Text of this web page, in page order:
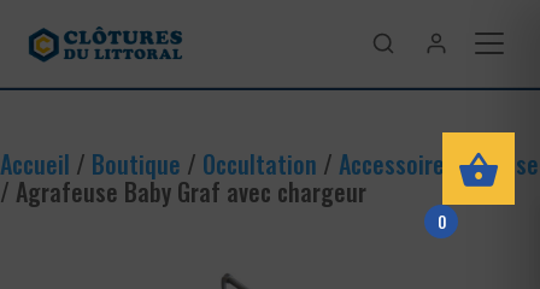
Accueil / Boutique / Occultation / Accessoires de pose
/ Agrafeuse Baby Graf avec chargeur
0